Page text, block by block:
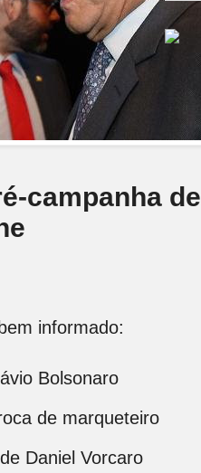
campanha de
informado:
Bolsonaro
de marqueteiro
Daniel Vorcaro